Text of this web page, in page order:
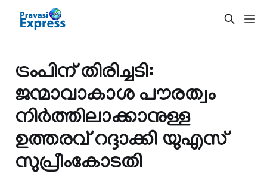
ട്രംപിന് തിരിച്ചടി:
ജന്മാവാകാശ പൗരത്വം
നിർത്തിലാക്കാനുള്ള
ഉത്തരവ് റദ്ദാക്കി യുഎസ്
സുപ്രീംകോടതി